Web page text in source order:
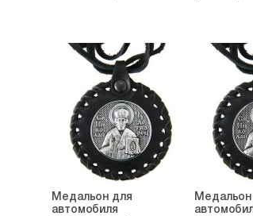
Медальон для
автомобиля
Медальон